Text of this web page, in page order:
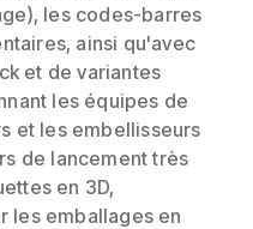
les codes-barres
ainsi qu'avec
et de variantes
les équipes de
et les embellisseurs
de lancement très
en 3D,
les emballages en